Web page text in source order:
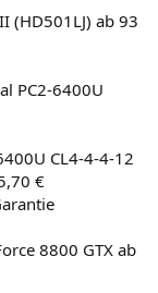
(HD501LJ) ab 93
PC2-6400U
CL4-4-4-12
€
8800 GTX ab